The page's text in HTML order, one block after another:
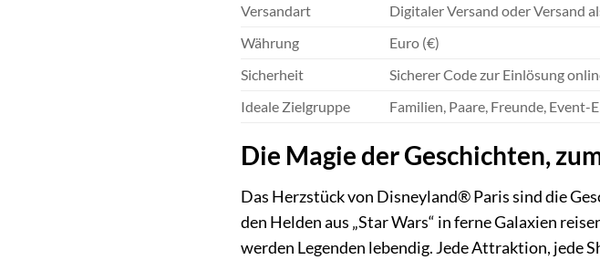
Versandart
Digitaler Versand oder Versand
Währung
Euro (€)
Sicherheit
Sicherer Code zur Einlösung
Ideale Zielgruppe
Familien, Paare, Freunde, Event-
Die Magie der Geschichten,
Das Herzstück von Disneyland® Paris sind die
den Helden aus „Star Wars“ in ferne Galaxien
werden Legenden lebendig. Jede Attraktion, jede